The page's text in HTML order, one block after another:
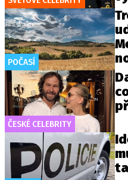
POČASÍ
ČESKÉ CELEBRITY